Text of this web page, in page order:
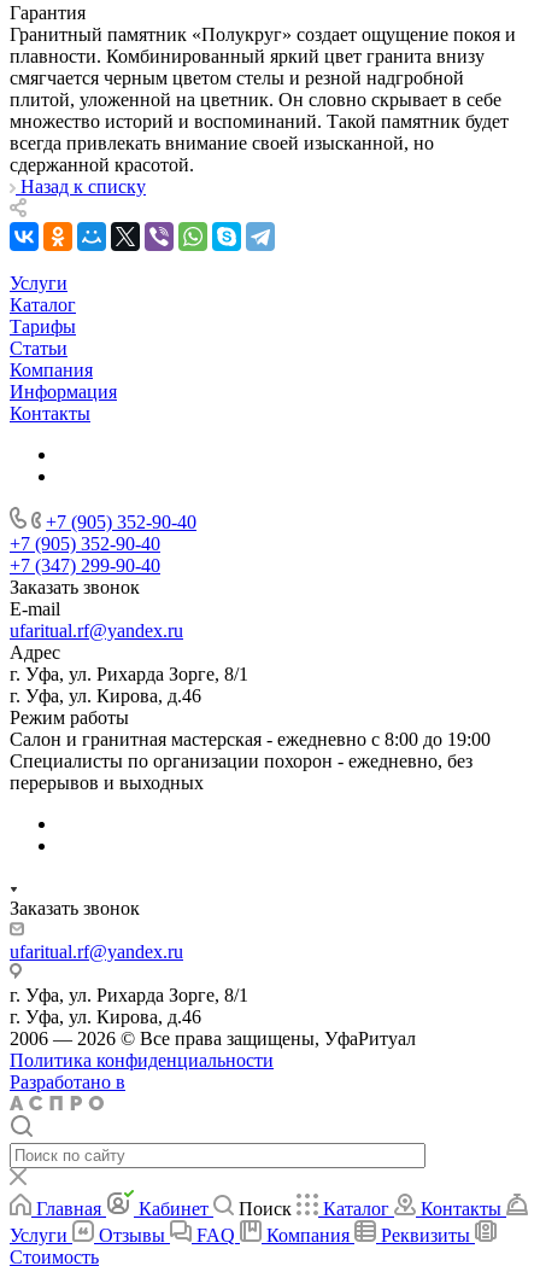
Гарантия
Гранитный памятник «Полукруг» создает ощущение покоя и
плавности. Комбинированный яркий цвет гранита внизу
смягчается черным цветом стелы и резной надгробной
плитой, уложенной на цветник. Он словно скрывает в себе
множество историй и воспоминаний. Такой памятник будет
всегда привлекать внимание своей изысканной, но
сдержанной красотой.
Назад к списку
Услуги
Каталог
Тарифы
Статьи
Компания
Информация
Контакты
+7 (905) 352-90-40
+7 (905) 352-90-40
+7 (347) 299-90-40
Заказать звонок
E-mail
ufaritual.rf@yandex.ru
Адрес
г. Уфа, ул. Рихарда Зорге, 8/1
г. Уфа, ул. Кирова, д.46
Режим работы
Салон и гранитная мастерская - ежедневно с 8:00 до 19:00
Специалисты по организации похорон - ежедневно, без
перерывов и выходных
Заказать звонок
ufaritual.rf@yandex.ru
г. Уфа, ул. Рихарда Зорге, 8/1
г. Уфа, ул. Кирова, д.46
2006 — 2026 © Все права защищены, УфаРитуал
Политика конфиденциальности
Разработано в
Главная Кабинет Поиск Каталог
Контакты
Услуги
Отзывы FAQ Компания
Реквизиты
Стоимость